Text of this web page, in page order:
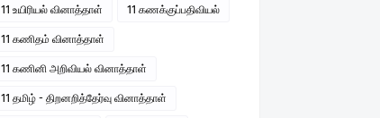
11 உயிரியல் வினாத்தாள் 11 கணக்குப்பதிவியல்
11 கணிதம் வினாத்தாள்
11 கணினி அறிவியல் வினாத்தாள்
11 தமிழ் - திறனறித்தேர்வு வினாத்தாள்